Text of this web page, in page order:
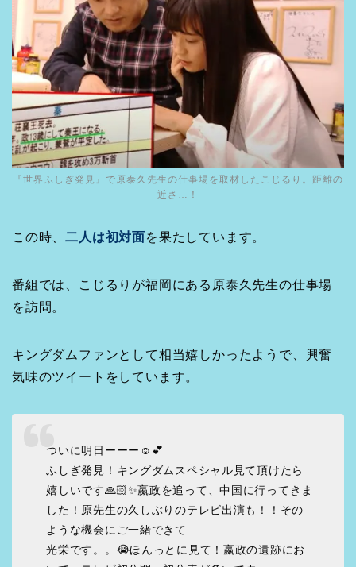
『世界ふしぎ発見』で原泰久先生の仕事場を取材したこじるり。距離の
近さ…！
この時、二人は初対面を果たしています。
番組では、こじるりが福岡にある原泰久先生の仕事場
を訪問。
キングダムファンとして相当嬉しかったようで、興奮
気味のツイートをしています。
ついに明日ーーー☺️💕
ふしぎ発見！キングダムスペシャル見て頂けたら
嬉しいです🙏🏻✨嬴政を追って、中国に行ってきま
した！原先生の久しぶりのテレビ出演も！！その
ような機会にご一緒できて
光栄です。。😭ほんっとに見て！嬴政の遺跡にお